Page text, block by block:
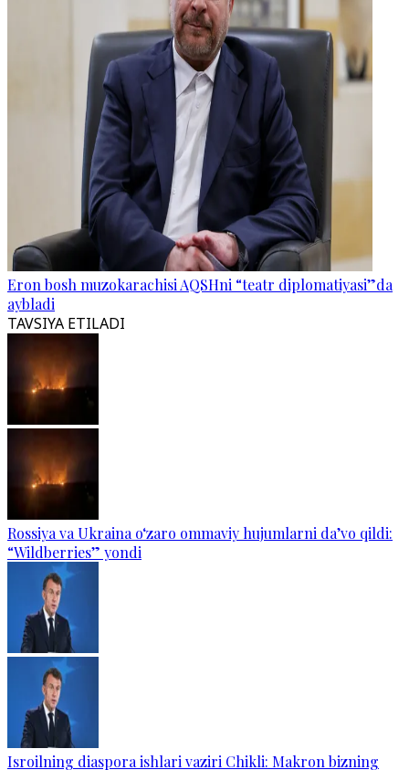
Eron bosh muzokarachisi AQSHni “teatr diplomatiyasi”da
aybladi
TAVSIYA ETILADI
Rossiya va Ukraina o‘zaro ommaviy hujumlarni da’vo qildi:
“Wildberries” yondi
Isroilning diaspora ishlari vaziri Chikli: Makron bizning